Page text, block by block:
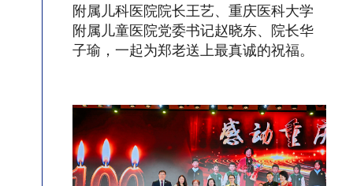
附属儿科医院院长王艺、重庆医科大学
附属儿童医院党委书记赵晓东、院长华
子瑜，一起为郑老送上最真诚的祝福。